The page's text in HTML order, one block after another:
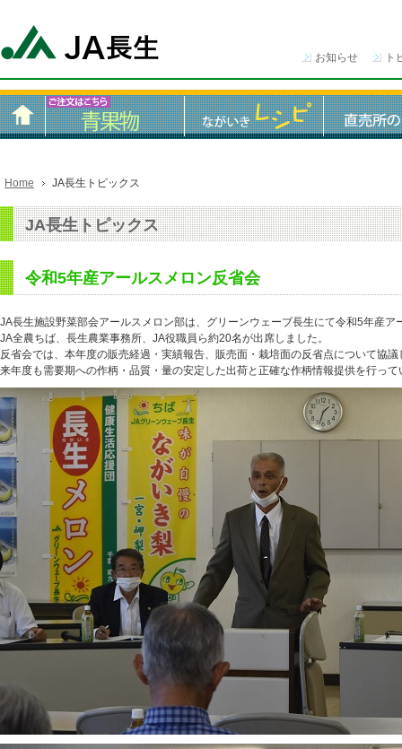
お知らせ ト
Home JA長生トピックス
JA長生トピックス
令和5年産アールスメロン反省会
JA長生施設野菜部会アールスメロン部は、グリーンウェーブ長生にて令和5年産
JA全農ちば、長生農業事務所、JA役職員ら約20名が出席しました。
反省会では、本年度の販売経過・実績報告、販売面・栽培面の反省点について協議
来年度も需要期への作柄・品質・量の安定した出荷と正確な作柄情報提供を行って